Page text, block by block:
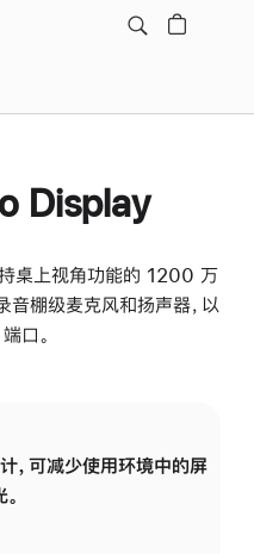
Display
桌上视角功能的 1200 万
棚级麦克风和扬声器，以
口。
，可减少使用环境中的屏